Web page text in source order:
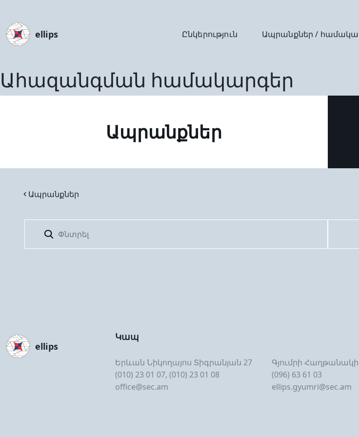
ellips Ընկերություն Ապրանքներ /
Ահազանգման համակարգեր
Ապրանքներ
Ապրանքներ
ellips
Կապ
Երևան Նիկողայոս Տիգրանյան 27
(010) 23 01 07, (010) 23 01 08
office@sec.am
Գյումրի
(096) 63 61 03
ellips.gyumri@sec.am